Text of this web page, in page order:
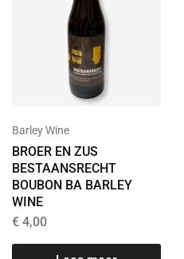
Barley Wine
BROER EN ZUS
BESTAANSRECHT
BOUBON BA BARLEY
WINE
€ 4,00